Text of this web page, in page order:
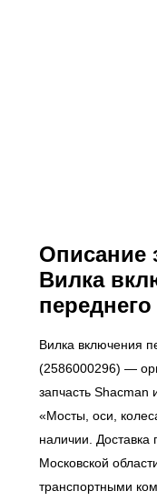
Описание
Вилка
Вилка включения
(2586000296) —
запчасть Shacman
«Мосты, оси,
наличии. Доставка
Московской
транспортными